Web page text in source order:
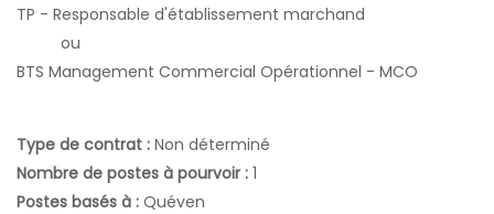
TP - Responsable d'établissement marchand
ou
BTS Management Commercial Opérationnel - MCO
Type de contrat : Non déterminé
Nombre de postes à pourvoir : 1
Postes basés à : Quéven